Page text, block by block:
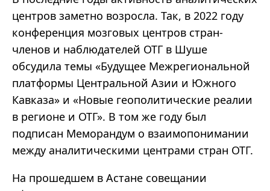
центров заметно возросла. Так, в 2022 году
конференция мозговых центров стран-
членов и наблюдателей ОТГ в Шуше
обсудила темы «Будущее Межрегиональной
платформы Центральной Азии и Южного
Кавказа» и «Новые геополитические реалии
в регионе и ОТГ». В том же году был
подписан Меморандум о взаимопонимании
между аналитическими центрами стран ОТГ.
На прошедшем в Астане совещании